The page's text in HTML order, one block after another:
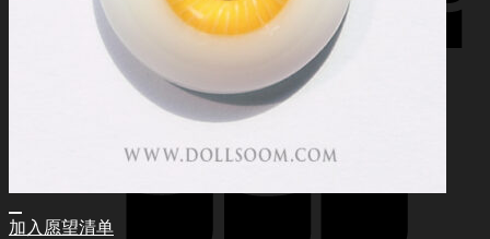
加入愿望清单